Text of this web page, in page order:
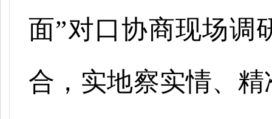
面”对口协商现场调
合，实地察实情、